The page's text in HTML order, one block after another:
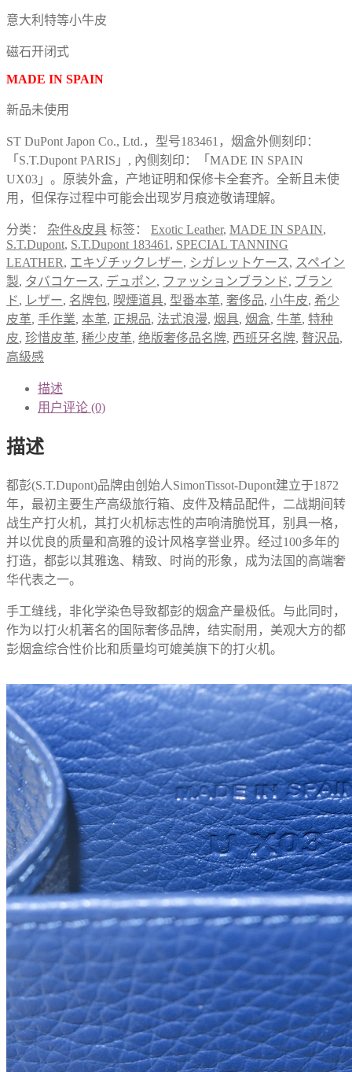
意大利特等小牛皮
磁石开闭式
MADE IN SPAIN
新品未使用
ST DuPont Japon Co., Ltd.，型号183461，烟盒外侧刻印：
「S.T.Dupont PARIS」, 內侧刻印：「MADE IN SPAIN
UX03」。原装外盒，产地证明和保修卡全套齐。全新且未使
用，但保存过程中可能会出现岁月痕迹敬请理解。
分类： 杂件&皮具 标签： Exotic Leather, MADE IN SPAIN,
S.T.Dupont, S.T.Dupont 183461 , SPECIAL TANNING
LEATHER, エキゾチックレザー, シガレットケース, スペイン
製, タバコケース, デュポン, ファッションブランド, ブラン
ド, レザー, 名牌包, 喫煙道具, 型番本革, 奢侈品, 小牛皮, 希少
皮革, 手作業, 本革, 正規品, 法式浪漫, 烟具, 烟盒, 牛革, 特种
皮, 珍惜皮革, 稀少皮革, 绝版奢侈品名牌, 西班牙名牌, 贅沢品,
高級感
描述
用户评论 (0)
描述
都彭(S.T.Dupont)品牌由创始人SimonTissot-Dupont建立于1872
年，最初主要生产高级旅行箱、皮件及精品配件，二战期间转
战生产打火机，其打火机标志性的声响清脆悦耳，别具一格，
并以优良的质量和高雅的设计风格享誉业界。经过100多年的
打造，都彭以其雅逸、精致、时尚的形象，成为法国的高端奢
华代表之一。
手工缝线，非化学染色导致都彭的烟盒产量极低。与此同时，
作为以打火机著名的国际奢侈品牌，结实耐用，美观大方的都
彭烟盒综合性价比和质量均可媲美旗下的打火机。